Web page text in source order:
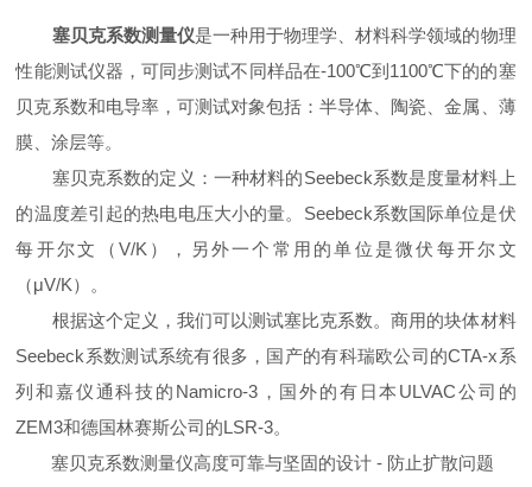
塞贝克系数测量仪是一种用于物理学、材料科学领域的物理
性能测试仪器，可同步测试不同样品在-100℃到1100℃下的的塞
贝克系数和电导率，可测试对象包括：半导体、陶瓷、金属、薄
膜、涂层等。
塞贝克系数的定义：一种材料的Seebeck系数是度量材料上
的温度差引起的热电电压大小的量。Seebeck系数国际单位是伏
每开尔文（V/K），另外一个常用的单位是微伏每开尔文
（μV/K）。
根据这个定义，我们可以测试塞比克系数。商用的块体材料
Seebeck系数测试系统有很多，国产的有科瑞欧公司的CTA-x系
列和嘉仪通科技的Namicro-3，国外的有日本ULVAC公司的
ZEM3和德国林赛斯公司的LSR-3。
塞贝克系数测量仪高度可靠与坚固的设计 - 防止扩散问题